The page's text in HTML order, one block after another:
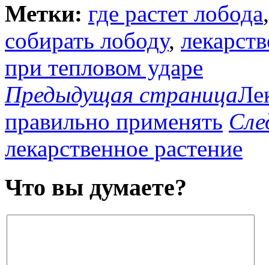
Метки: где растет лобода
собирать лободу,
при тепловом ударе
Предыдущая страница
правильно применять
лекарственное растение
Что вы думаете?